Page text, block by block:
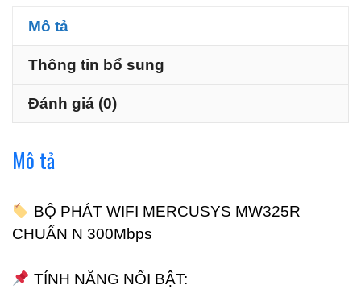
300Mbps
Mô tả
Thông tin bổ sung
Đánh giá (0)
Mô tả
BỘ PHÁT WIFI MERCUSYS MW325R
CHUẨN N 300Mbps
TÍNH NĂNG NỔI BẬT: